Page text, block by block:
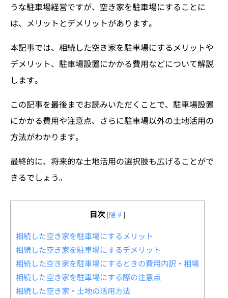
うな駐車場経営ですが、空き家を駐車場にすることに
は、メリットとデメリットがあります。
本記事では、相続した空き家を駐車場にするメリットや
デメリット、駐車場設置にかかる費用などについて解説
します。
この記事を最後までお読みいただくことで、駐車場設置
にかかる費用や注意点、さらに駐車場以外の土地活用の
方法がわかります。
最終的に、将来的な土地活用の選択肢も広げることがで
きるでしょう。
目次 [隠す]
相続した空き家を駐車場にするメリット
相続した空き家を駐車場にするデメリット
相続した空き家を駐車場にするときの費用内訳・相場
相続した空き家を駐車場にする際の注意点
相続した空き家・土地の活用方法